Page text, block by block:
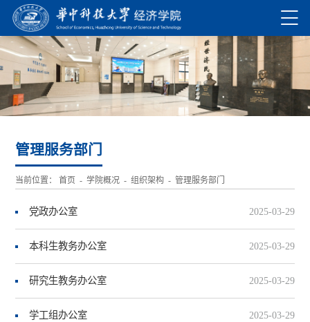
管理服务部门
当前位置：首页 -学院概况 -组织架构 -管理服务部门
党政办公室 2025-03-29
本科生教务办公室 2025-03-29
研究生教务办公室 2025-03-29
学工组办公室 2025-03-29